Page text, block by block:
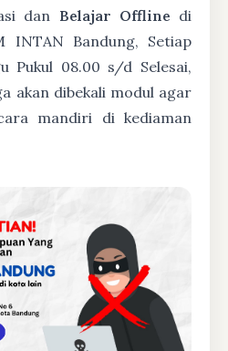
dan Belajar Offline di
INTAN Bandung, Setiap
Pukul 08.00 s/d Selesai,
akan dibekali modul agar
mandiri di kediaman